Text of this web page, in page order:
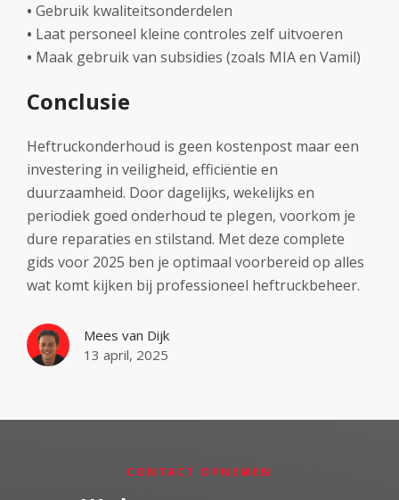
• Gebruik kwaliteitsonderdelen
• Laat personeel kleine controles zelf uitvoeren
• Maak gebruik van subsidies (zoals MIA en Vamil)
Conclusie
Heftruckonderhoud is geen kostenpost maar een
investering in veiligheid, efficiëntie en
duurzaamheid. Door dagelijks, wekelijks en
periodiek goed onderhoud te plegen, voorkom je
dure reparaties en stilstand. Met deze complete
gids voor 2025 ben je optimaal voorbereid op alles
wat komt kijken bij professioneel heftruckbeheer.
Mees van Dijk
13 april, 2025
CONTACT OPNEMEN